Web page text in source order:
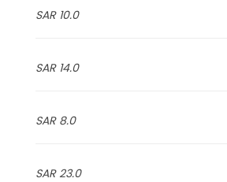
10.0 SAR
14.0 SAR
8.0 SAR
23.0 SAR